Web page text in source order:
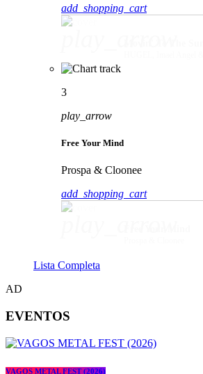
add_shopping_cart
3
play_arrow
Free Your Mind
Prospa & Cloonee
add_shopping_cart
Lista Completa
AD
EVENTOS
VAGOS METAL FEST (2026)